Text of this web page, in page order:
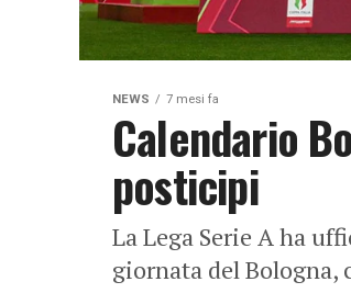
NEWS 7 mesi fa
Calendario
posticipi
La Lega Serie A ha
giornata del Bologna,